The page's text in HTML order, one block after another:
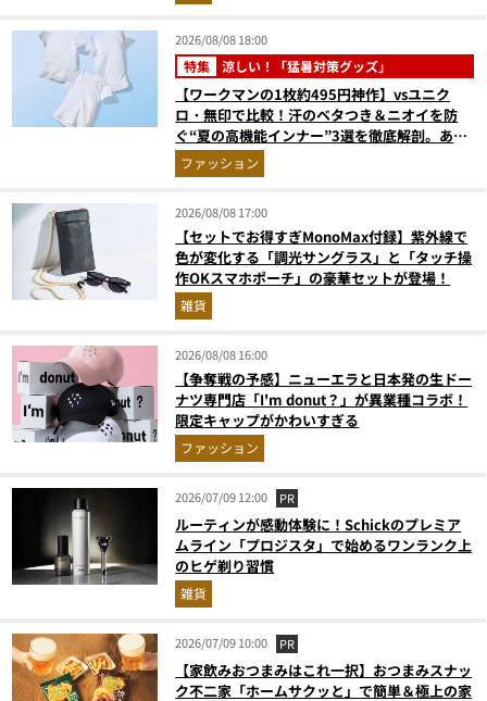
2026/08/08 18:00
特集 涼しい！「猛暑対策グッズ」
【ワークマンの1枚約495円神作】vsユニク
ロ・無印で比較！汗のベタつき＆ニオイを防
ぐ“夏の高機能インナー”3選を徹底解剖。あな
たに最適な1着は？
ファッション
2026/08/08 17:00
【セットでお得すぎMonoMax付録】紫外線で
色が変化する「調光サングラス」と「タッチ操
作OKスマホポーチ」の豪華セットが登場！
雑貨
2026/08/08 16:00
【争奪戦の予感】ニューエラと日本発の生ドー
ナツ専門店「I'm donut？」が異業種コラボ！
限定キャップがかわいすぎる
ファッション
2026/07/09 12:00 PR
ルーティンが感動体験に！Schickのプレミア
ムライン「プロジスタ」で始めるワンランク上
のヒゲ剃り習慣
雑貨
2026/07/09 10:00 PR
【家飲みおつまみはこれ一択】おつまみスナッ
ク不二家「ホームサクッと」で簡単＆極上の家